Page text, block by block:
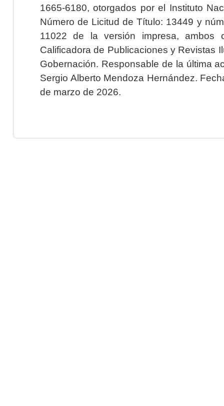
1665-6180, otorgados por el Instituto
Número de Licitud de Título: 13449 y
11022 de la versión impresa, ambos
Calificadora de Publicaciones y Revistas
Gobernación. Responsable de la última
Sergio Alberto Mendoza Hernández.
de marzo de 2026.